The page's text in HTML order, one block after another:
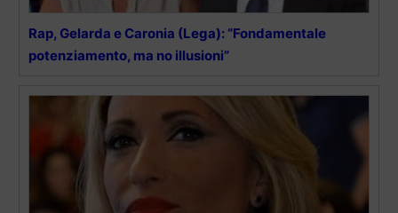
Rap, Gelarda e Caronia (Lega): “Fondamentale
potenziamento, ma no illusioni”